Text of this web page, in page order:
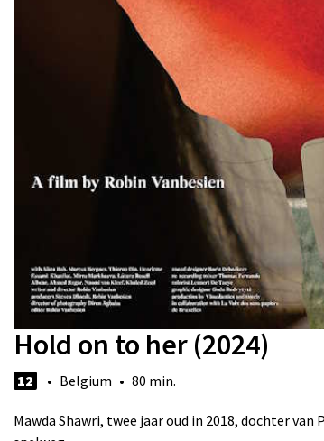
Hold on to her (2024)
12 • Belgium • 80 min.
Mawda Shawri, twee jaar oud in 2018, dochter